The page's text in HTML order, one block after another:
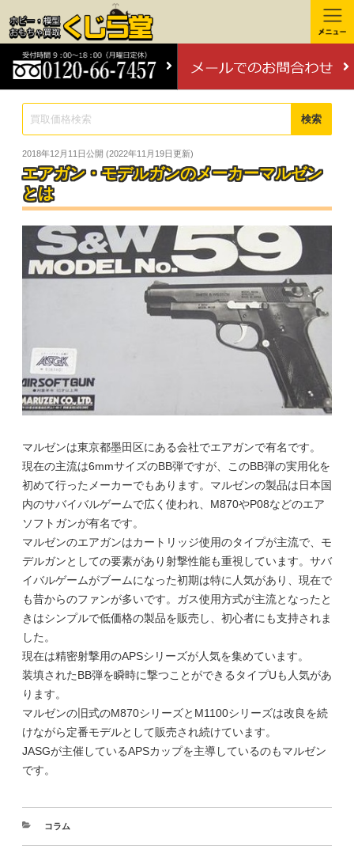
検索
2018年12月11日公開 (2022年11月19日 更新)
エアガン・モデルガンのメーカーマルゼン
とは
マルゼンは東京都墨田区にある会社でエアガンで有名です。
現在の主流は6mmサイズのBB弾ですが、このBB弾の実用化を
初めて行ったメーカーでもあります。マルゼンの製品は日本国
内のサバイバルゲームで広く使われ、M870やP08などのエア
ソフトガンが有名です。
マルゼンのエアガンはカートリッジ使用のタイプが主流で、モ
デルガンとしての要素があり射撃性能も重視しています。サバ
イバルゲームがブームになった初期は特に人気があり、現在で
も昔からのファンが多いです。ガス使用方式が主流となったと
きはシンプルで低価格の製品を販売し、初心者にも支持されま
した。
現在は精密射撃用のAPSシリーズが人気を集めています。
装填されたBB弾を瞬時に撃つことができるタイプUも人気があ
ります。
マルゼンの旧式のM870シリーズとM1100シリーズは改良を続
けながら定番モデルとして販売され続けています。
JASGが主催しているAPSカップを主導しているのもマルゼン
です。
コラム